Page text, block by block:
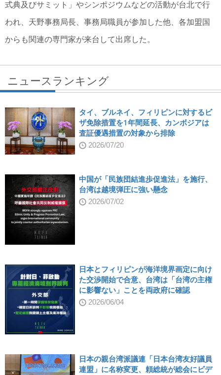
式典及びサミット」やシンポジウムなどの活動が台北で行
われ、天野事務局長、事務局職員が参加した他、各加盟国
からも関連の専門家が来台して出席した。
ニュースランキング
タイ、ブルネイ、フィリピンに対するビ
ザ免除措置を1年間延長、カンボジアは
査証優遇措置の対象から排除
2026/07/20
中国が「民族団結進歩促進法」を施行、
台湾は越境弾圧に強い懸念
2026/07/02
日本とフィリピンが海洋境界画定に向け
た交渉開始で合意、台湾は「台湾の主権
に影響ない」ことを両政府に確認
2026/06/04
日本の親台湾派議連「日本台湾友好議員
連盟」に名称変更、頼総統が総会にビデ